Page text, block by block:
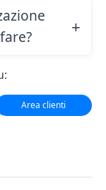
Area clienti